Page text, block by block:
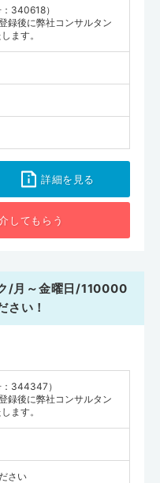
340618）
録後に弊社コンサルタン
ます。
詳細を見る
してもらう
/月～金曜日/110000
さい！
344347）
録後に弊社コンサルタン
ます。
さい